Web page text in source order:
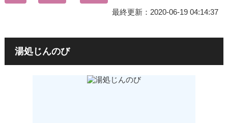
最終更新：2020-06-19 04:14:37
湯処じんのび